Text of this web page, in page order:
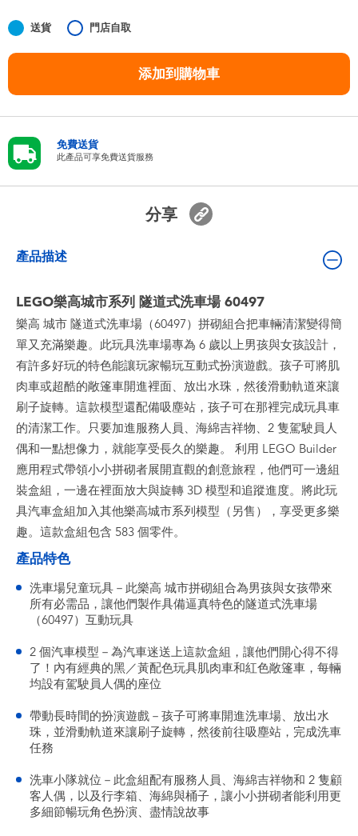
盲盒
人氣角色
生活精品
送貨 門店自取
添加到購物車
免費送貨
此產品可享免費送貨服務
分享
產品描述
LEGO樂高城市系列 隧道式洗車場 60497
樂高 城市 隧道式洗車場（60497）拼砌組合把車輛清潔變得簡
單又充滿樂趣。此玩具洗車場專為 6 歲以上男孩與女孩設計，
有許多好玩的特色能讓玩家暢玩互動式扮演遊戲。孩子可將肌
肉車或超酷的敞篷車開進裡面、放出水珠，然後滑動軌道來讓
刷子旋轉。這款模型還配備吸塵站，孩子可在那裡完成玩具車
的清潔工作。只要加進服務人員、海綿吉祥物、2 隻駕駛員人
偶和一點想像力，就能享受長久的樂趣。 利用 LEGO Builder
應用程式帶領小小拼砌者展開直觀的創意旅程，他們可一邊組
裝盒組，一邊在裡面放大與旋轉 3D 模型和追蹤進度。將此玩
具汽車盒組加入其他樂高城市系列模型（另售），享受更多樂
趣。這款盒組包含 583 個零件。
產品特色
洗車場兒童玩具－此樂高 城市拼砌組合為男孩與女孩帶來
所有必需品，讓他們製作具備逼真特色的隧道式洗車場
（60497）互動玩具
2 個汽車模型－為汽車迷送上這款盒組，讓他們開心得不得
了！內有經典的黑／黃配色玩具肌肉車和紅色敞篷車，每輛
均設有駕駛員人偶的座位
帶動長時間的扮演遊戲－孩子可將車開進洗車場、放出水
珠，並滑動軌道來讓刷子旋轉，然後前往吸塵站，完成洗車
任務
洗車小隊就位－此盒組配有服務人員、海綿吉祥物和 2 隻顧
客人偶，以及行李箱、海綿與桶子，讓小小拼砌者能利用更
多細節暢玩角色扮演、盡情說故事